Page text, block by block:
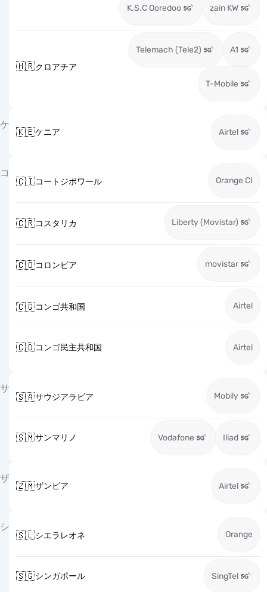
K.S.C Ooredoo zain KW
🇭🇷クロアチア
Telemach (Tele2) A1
T-Mobile
ケ
🇰🇪ケニア Airtel
コ
🇨🇮コートジボワール Orange CI
🇨🇷コスタリカ Liberty (Movistar)
🇨🇴コロンビア movistar
🇨🇬コンゴ共和国 Airtel
🇨🇩コンゴ民主共和国 Airtel
サ
🇸🇦サウジアラビア Mobily
🇸🇲サンマリノ Vodafone Iliad
ザ
🇿🇲ザンビア Airtel
シ
🇸🇱シエラレオネ Orange
🇸🇬シンガポール SingTel